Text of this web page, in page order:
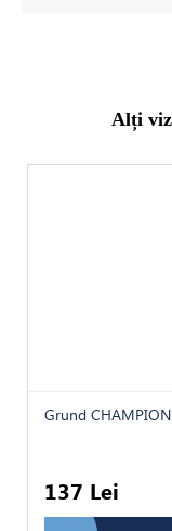
Alți
Grund
137 Lei